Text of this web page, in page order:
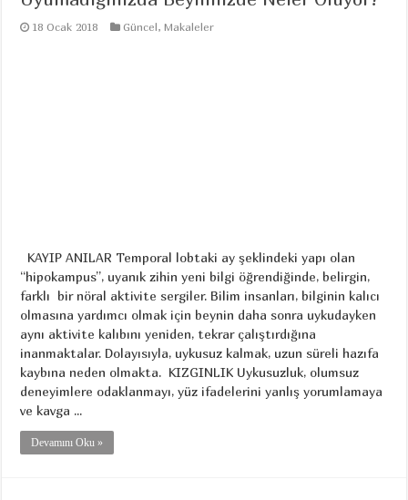
18 Ocak 2018 Güncel,Makaleler
KAYIP ANILAR Temporal lobtaki ay şeklindeki yapı olan
“hipokampus”, uyanık zihin yeni bilgi öğrendiğinde, belirgin,
farklı bir nöral aktivite sergiler. Bilim insanları, bilginin kalıcı
olmasına yardımcı olmak için beynin daha sonra uykudayken
aynı aktivite kalıbını yeniden, tekrar çalıştırdığına
inanmaktalar. Dolayısıyla, uykusuz kalmak, uzun süreli hazıfa
kaybına neden olmakta. KIZGINLIK Uykusuzluk, olumsuz
deneyimlere odaklanmayı, yüz ifadelerini yanlış yorumlamaya
ve kavga ...
Devamını Oku »